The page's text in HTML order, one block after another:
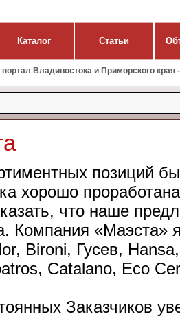
Каталог Статьи
Владивостока и Приморского края
позиций
хорошо
что наше
Компания «Маэста»
Bironi, Гусев,
Catalano, Eco
Заказчиков